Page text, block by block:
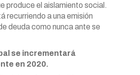
produce el aislamiento social.
recurriendo a una emisión
deuda como nunca ante se
se incrementará
en 2020.